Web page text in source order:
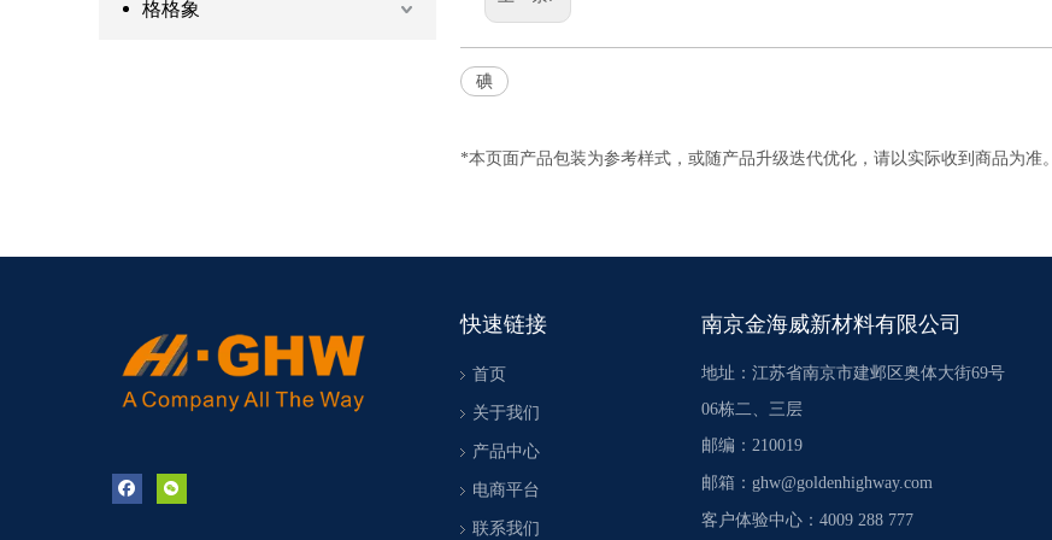
格格象
碘
*本页面产品包装为参考样式，或随产品升级迭代优化，请以实际收到商品为准。
快速链接
首页
关于我们
产品中心
电商平台
联系我们
南京金海威新材料有限公司
地址：江苏省南京市建邺区奥体大街69号
06栋二、三层
邮编：210019
邮箱： ghw@goldenhighway.com
客户体验中心：4009 288 777